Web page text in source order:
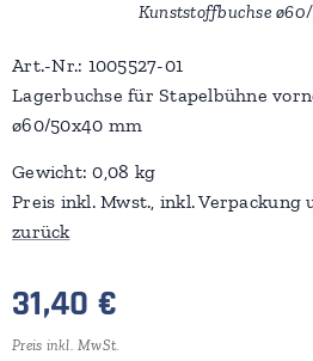
Kunststoffbuchse
Art.-Nr.: 1005527-01
Lagerbuchse für Stapelbühne
ø60/50x40 mm
Gewicht: 0,08 kg
Preis inkl. Mwst., inkl. Verpackung
zurück
31,40 €
Preis inkl. MwSt.